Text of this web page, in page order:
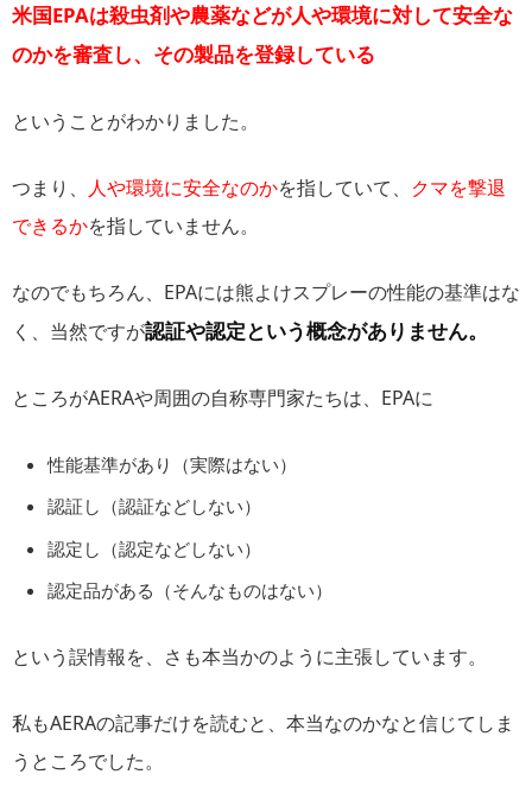
米国EPAは殺虫剤や農薬などが人や環境に対して安全な
のかを審査し、その製品を登録している
ということがわかりました。
つまり、 人や環境に安全なのかを指していて、 クマを撃退
できるかを指していません。
なのでもちろん、EPAには熊よけスプレーの性能の基準はな
く、当然ですが認証や認定という概念がありません。
ところがAERAや周囲の自称専門家たちは、EPAに
性能基準があり（実際はない）
認証し（認証などしない）
認定し（認定などしない）
認定品がある（そんなものはない）
という誤情報を、さも本当かのように主張しています。
私もAERAの記事だけを読むと、本当なのかなと信じてしま
うところでした。